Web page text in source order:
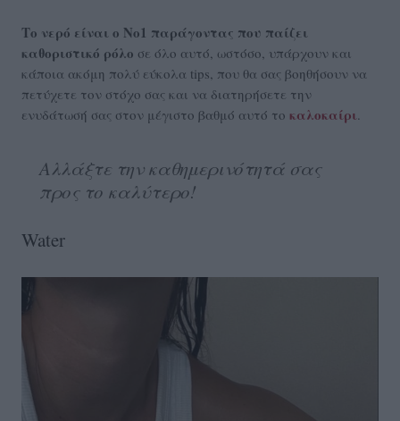
Το νερό είναι ο No1 παράγοντας που παίζει
καθοριστικό ρόλο σε όλο αυτό, ωστόσο, υπάρχουν και
κάποια ακόμη πολύ εύκολα tips, που θα σας βοηθήσουν να
πετύχετε τον στόχο σας και να διατηρήσετε την
ενυδάτωσή σας στον μέγιστο βαθμό αυτό το καλοκαίρι.
Αλλάξτε την καθημερινότητά σας
προς το καλύτερο!
Water